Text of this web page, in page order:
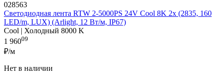
028563
Светодиодная лента RTW 2-5000PS 24V Cool 8K 2x (2835, 160
LED/m, LUX) (Arlight, 12 Вт/м, IP67)
Cool | Холодный 8000 K
1 96009
₽/м
Нет в наличии